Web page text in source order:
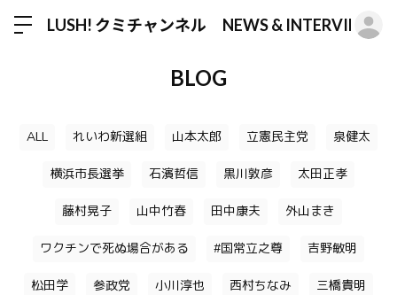
LUSH! クミチャンネル NEWS & INTERVIEW
BLOG
ALL れいわ新選組 山本太郎 立憲民主党 泉健太
横浜市長選挙 石濱哲信 黒川敦彦 太田正孝
藤村晃子 山中竹春 田中康夫 外山まき
ワクチンで死ぬ場合がある #国常立之尊 吉野敏明
松田学 参政党 小川淳也 西村ちなみ 三橋貴明